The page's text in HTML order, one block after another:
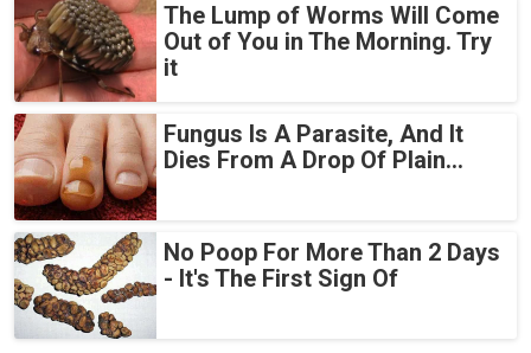
The Lump of Worms Will Come
Out of You in The Morning. Try
it
Fungus Is A Parasite, And It
Dies From A Drop Of Plain...
No Poop For More Than 2 Days
- It's The First Sign Of